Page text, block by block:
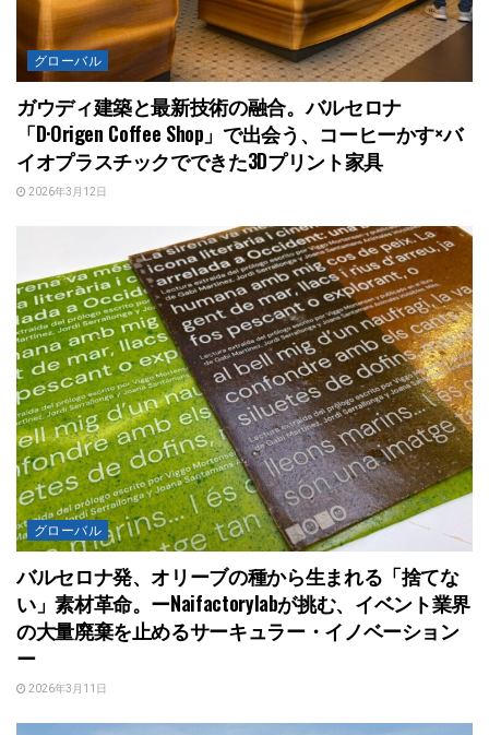
グローバル
ガウディ建築と最新技術の融合。バルセロナ
「D·Origen Coffee Shop」で出会う、コーヒーかす×バ
イオプラスチックでできた3Dプリント家具
2026年3月12日
グローバル
バルセロナ発、オリーブの種から生まれる「捨てな
い」素材革命。ーNaifactorylabが挑む、イベント業界
の大量廃棄を止めるサーキュラー・イノベーション
ー
2026年3月11日